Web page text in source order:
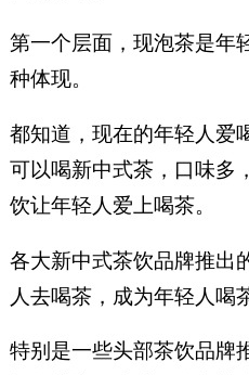
第一个层面，现泡茶是年
种体现。
都知道，现在的年轻人爱
可以喝新中式茶，口味多
饮让年轻人爱上喝茶。
各大新中式茶饮品牌推出
人去喝茶，成为年轻人喝
特别是一些头部茶饮品牌